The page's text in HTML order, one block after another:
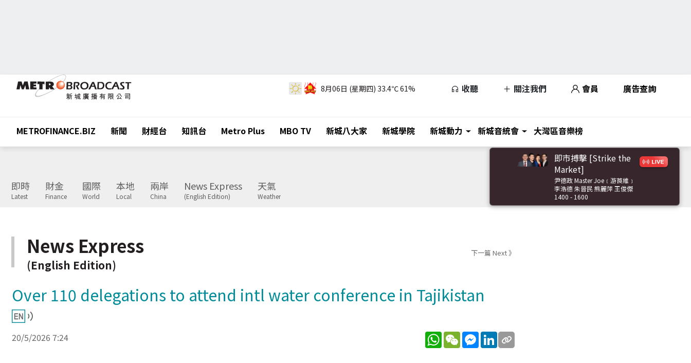
8月06日 (星期四) 33.4℃61% 收聽 關注我們 會員 廣告查詢
METROFINANCE.BIZ 新聞 財經台 知訊台 Metro Plus MBO TV 新城八大家 新城學院 新城動力 新城音統會 大灣區音樂榜
即時
Latest
財金
Finance
國際
World
本地
Local
兩岸
China
News Express
(English Edition)
天氣
Weather
即市搏擊 [Strike the
Market]
尹德政 Master Joe﹝游莨維﹞
李浩德 朱晉民 熊麗萍 王俊傑
1400 - 1600
News Express
(English Edition)
下一篇 Next 》
Over 110 delegations to attend intl water conference in Tajikistan
20/5/2026 7:24 WhatsApp
WeChatMessenger
LinkedIn